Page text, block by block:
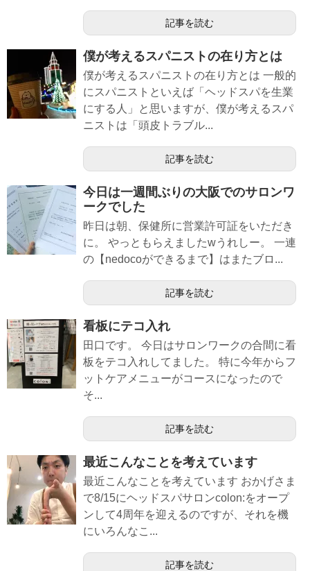
記事を読む
僕が考えるスパニストの在り方とは
僕が考えるスパニストの在り方とは 一般的
にスパニストといえば「ヘッドスパを生業
にする人」と思いますが、僕が考えるスパ
ニストは「頭皮トラブル...
記事を読む
今日は一週間ぶりの大阪でのサロンワ
ークでした
昨日は朝、保健所に営業許可証をいただき
に。 やっともらえましたwうれしー。 一連
の【nedocoができるまで】はまたブロ...
記事を読む
看板にテコ入れ
田口です。 今日はサロンワークの合間に看
板をテコ入れしてました。 特に今年からフ
ットケアメニューがコースになったので
そ...
記事を読む
最近こんなことを考えています
最近こんなことを考えています おかげさま
で8/15にヘッドスパサロンcolon:をオープ
ンして4周年を迎えるのですが、それを機
にいろんなこ...
記事を読む